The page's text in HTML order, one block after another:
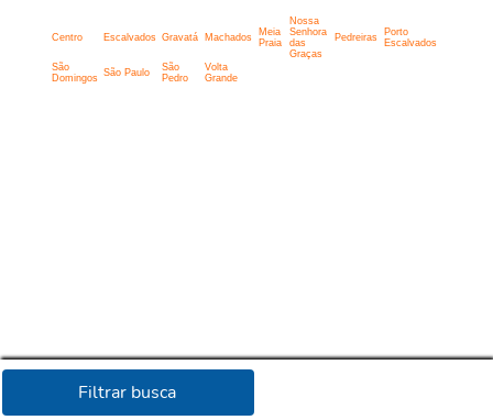
Filtrar busca
Centro Escalvados Gravatá Machados
Meia
Praia
Nossa
Senhora
das
Graças
Pedreiras
Porto
Escalvados
São
Domingos São Paulo
São
Pedro
Volta
Grande